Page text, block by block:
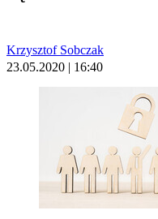
Krzysztof Sobczak
23.05.2020 | 16:40